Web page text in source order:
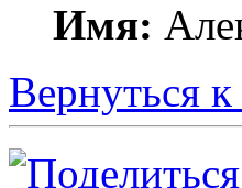
Имя:
Вернуться к